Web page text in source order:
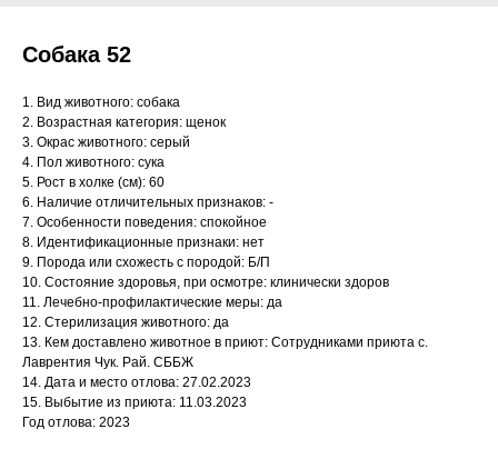
Собака 52
1. Вид животного: собака
2. Возрастная категория: щенок
3. Окрас животного: серый
4. Пол животного: сука
5. Рост в холке (см): 60
6. Наличие отличительных признаков: -
7. Особенности поведения: спокойное
8. Идентификационные признаки: нет
9. Порода или схожесть с породой: Б/П
10. Состояние здоровья, при осмотре: клинически здоров
11. Лечебно-профилактические меры: да
12. Стерилизация животного: да
13. Кем доставлено животное в приют: Сотрудниками приюта с.
Лаврентия Чук. Рай. СББЖ
14. Дата и место отлова: 27.02.2023
15. Выбытие из приюта: 11.03.2023
Год отлова: 2023